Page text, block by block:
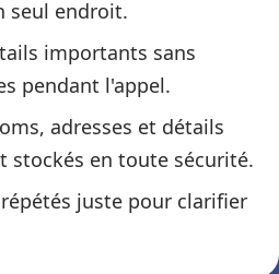
seul endroit.
importants sans
pendant l'appel.
adresses et détails
stockés en toute sécurité.
juste pour clarifier